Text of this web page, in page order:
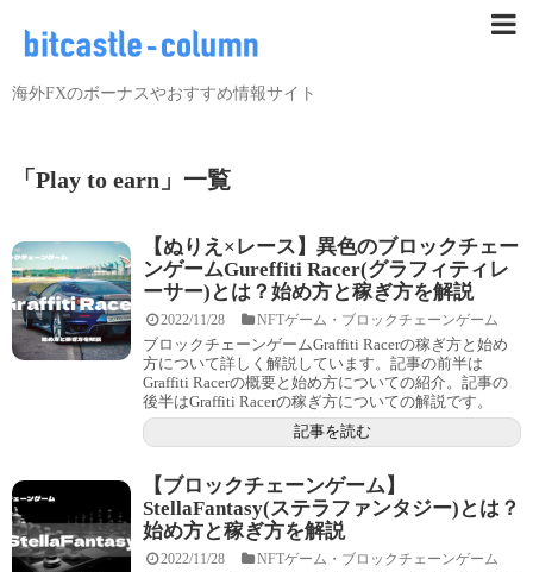
海外FXのボーナスやおすすめ情報サイト
「 Play to earn 」 一覧
【ぬりえ×レース】異色のブロックチェー
ンゲームGureffiti Racer(グラフィティレ
ーサー)とは？始め方と稼ぎ方を解説
2022/11/28 NFTゲーム・ブロックチェーンゲーム
ブロックチェーンゲームGraffiti Racerの稼ぎ方と始め
方について詳しく解説しています。記事の前半は
Graffiti Racerの概要と始め方についての紹介。記事の
後半はGraffiti Racerの稼ぎ方についての解説です。
記事を読む
【ブロックチェーンゲーム】
StellaFantasy(ステラファンタジー)とは？
始め方と稼ぎ方を解説
2022/11/28 NFTゲーム・ブロックチェーンゲーム